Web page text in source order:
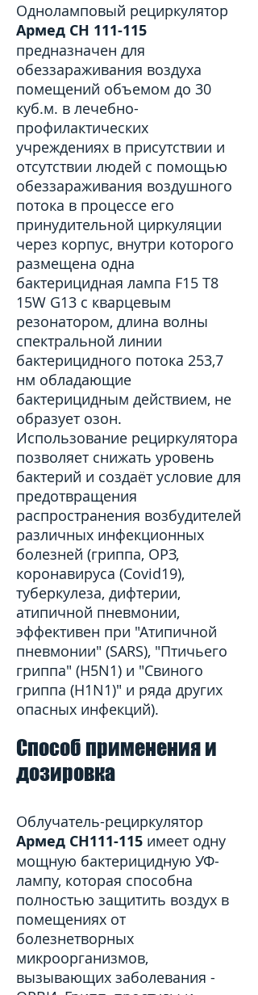
Одноламповый рециркулятор
Армед СН 111-115
предназначен для
обеззараживания воздуха
помещений объемом до 30
куб.м. в лечебно-
профилактических
учреждениях в присутствии и
отсутствии людей с помощью
обеззараживания воздушного
потока в процессе его
принудительной циркуляции
через корпус, внутри которого
размещена одна
бактерицидная лампа F15 T8
15W G13 с кварцевым
резонатором, длина волны
спектральной линии
бактерицидного потока 253,7
нм обладающие
бактерицидным действием, не
образует озон.
Использование рециркулятора
позволяет снижать уровень
бактерий и создаёт условие для
предотвращения
распространения возбудителей
различных инфекционных
болезней (гриппа, ОРЗ,
коронавируса (Covid19),
туберкулеза, дифтерии,
атипичной пневмонии,
эффективен при "Атипичной
пневмонии" (SARS), "Птичьего
гриппа" (H5N1) и "Свиного
гриппа (Н1N1)" и ряда других
опасных инфекций).
Способ применения и
дозировка
Облучатель-рециркулятор
Армед CH111-115 имеет одну
мощную бактерицидную УФ-
лампу, которая способна
полностью защитить воздух в
помещениях от
болезнетворных
микроорганизмов,
вызывающих заболевания -